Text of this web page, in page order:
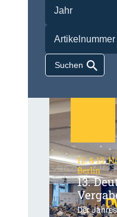
12. & 13.
Berlin
13.
Der